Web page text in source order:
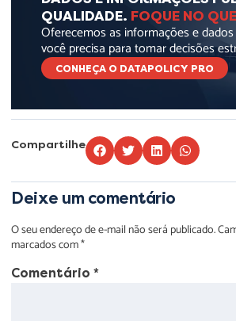
QUALIDADE. FOQUE NO
Oferecemos as informações e
você precisa para tomar decisões
CONHEÇA O DATAPOLICY PRO
Compartilhe
Deixe um comentário
O seu endereço de e-mail não será publicado.
marcados com*
Comentário *